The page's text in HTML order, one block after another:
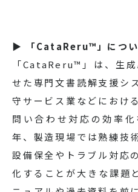
▶ 「CataReru™」につい
「CataReru™」は、生
せた専門文書読解支援シ
守サービス業などにおけ
問い合わせ対応の効率
年、製造現場では熟練技
設備保全やトラブル対応
化することが大きな課題